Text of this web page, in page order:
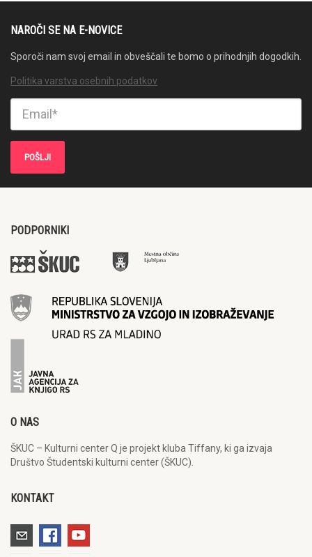
NAROČI SE NA E-NOVICE
Sporoči nam svoj email in obveščali te bomo o prihodnjih dogodkih.
Politika varstva osebnih podatkov
PODPORNIKI
O NAS
ŠKUC – Kulturni center Q je projekt kluba Tiffany, ki ga izvaja
Društvo Študentski kulturni center (ŠKUC).
KONTAKT